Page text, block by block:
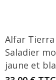
Alfar Tierra
Saladier
jaune et